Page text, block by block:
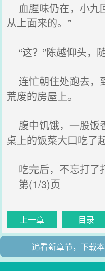
血腥味仍在，小九
从上面来的。”
“这？”陈越仰头，
连忙朝住处跑去，
荒废的房屋上。
腹中饥饿，一股饭
桌上的饭菜大口吃了
吃完后，不忘打了
第(1/3)页
上一章 目录
追看新章节，下载